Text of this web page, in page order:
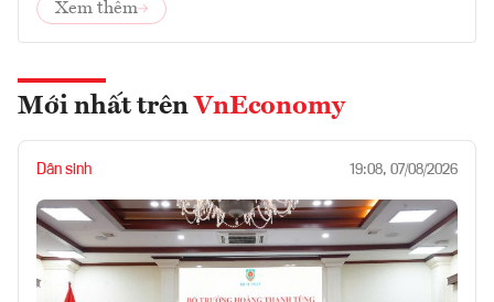
Xem thêm
Mới nhất trên VnEconomy
Dân sinh 19:08, 07/08/2026